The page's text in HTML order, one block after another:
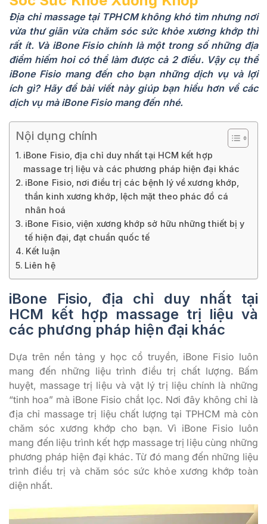
Địa chỉ massage tại TPHCM không khó tìm nhưng nơi
vừa thư giãn vừa chăm sóc sức khỏe xương khớp thì
rất ít. Và iBone Fisio chính là một trong số những địa
điểm hiếm hoi có thể làm được cả 2 điều. Vậy cụ thể
iBone Fisio mang đến cho bạn những dịch vụ và lợi
ích gì? Hãy để bài viết này giúp bạn hiểu hơn về các
dịch vụ mà iBone Fisio mang đến nhé.
Nội dụng chính
iBone Fisio, địa chỉ duy nhất tại HCM kết hợp
massage trị liệu và các phương pháp hiện đại khác
iBone Fisio, nơi điều trị các bệnh lý về xương khớp,
thần kinh xương khớp, lệch mặt theo phác đồ cá
nhân hoá
iBone Fisio, viện xương khớp sở hữu những thiết bị y
tế hiện đại, đạt chuẩn quốc tế
Kết luận
Liên hệ
iBone Fisio, địa chỉ duy nhất tại
HCM kết hợp massage trị liệu và
các phương pháp hiện đại khác
Dựa trên nền tảng y học cổ truyền, iBone Fisio luôn
mang đến những liệu trình điều trị chất lượng. Bấm
huyệt, massage trị liệu và vật lý trị liệu chính là những
“tinh hoa” mà iBone Fisio chắt lọc. Nơi đây không chỉ là
địa chỉ massage trị liệu chất lượng tại TPHCM mà còn
chăm sóc xương khớp cho bạn. Vì iBone Fisio luôn
mang đến liệu trình kết hợp massage trị liệu cùng những
phương pháp hiện đại khác. Từ đó mang đến những liệu
trình điều trị và chăm sóc sức khỏe xương khớp toàn
diện nhất.